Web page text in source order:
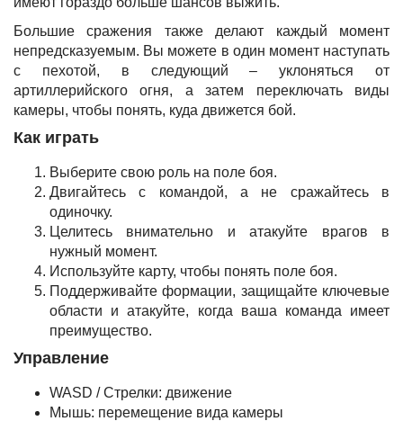
Большие сражения также делают каждый момент
непредсказуемым. Вы можете в один момент наступать
с пехотой, в следующий – уклоняться от
артиллерийского огня, а затем переключать виды
камеры, чтобы понять, куда движется бой.
Как играть
Выберите свою роль на поле боя.
Двигайтесь с командой, а не сражайтесь в
одиночку.
Целитесь внимательно и атакуйте врагов в
нужный момент.
Используйте карту, чтобы понять поле боя.
Поддерживайте формации, защищайте ключевые
области и атакуйте, когда ваша команда имеет
преимущество.
Управление
WASD / Стрелки: движение
Мышь: перемещение вида камеры